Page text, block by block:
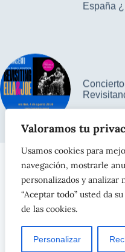
Valoramos tu
Usamos cookies para
navegación, mostrarle
personalizados y analizar
“Aceptar todo” usted da
de las cookies.
Personalizar
España
Contacto Aviso legal
Política
ASTURISIMOS – Navia –
Tel.
Copyright ©